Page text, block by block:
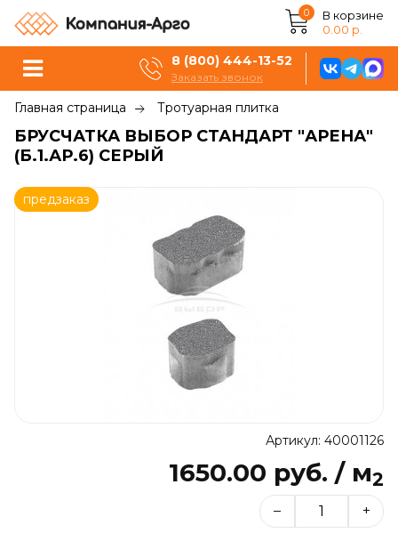
0
В корзине
0.00 р.
8 (800) 444-13-52
Заказать звонок
Главная страница Тротуарная плитка
БРУСЧАТКА ВЫБОР СТАНДАРТ "АРЕНА"
(Б.1.АР.6) СЕРЫЙ
предзаказ
Артикул: 40001126
1650.00 руб. / м2
– +